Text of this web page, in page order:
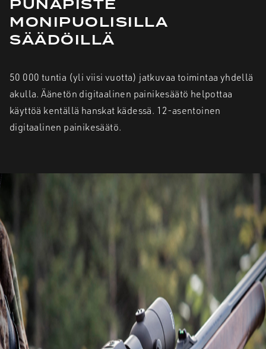
PUNAPISTE
MONIPUOLISILLA
SÄÄDÖILLÄ
50 000 tuntia (yli viisi vuotta) jatkuvaa toimintaa yhdellä
akulla. Äänetön digitaalinen painikesäätö helpottaa
käyttöä kentällä hanskat kädessä. 12-asentoinen
digitaalinen painikesäätö.